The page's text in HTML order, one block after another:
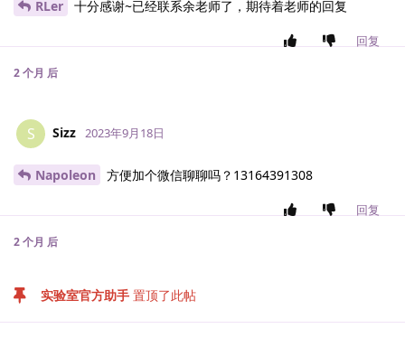
RLer 十分感谢~已经联系余老师了，期待着老师的回复
回复
2 个月 后
S Sizz 2023年9月18日
Napoleon 方便加个微信聊聊吗？13164391308
回复
2 个月 后
实验室官方助手 置顶了此帖